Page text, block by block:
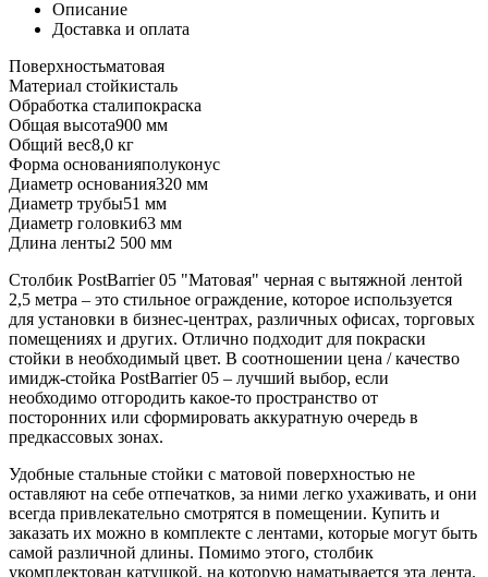
Описание
Доставка и оплата
Поверхностьматовая
Материал стойкисталь
Обработка сталипокраска
Общая высота900 мм
Общий вес8,0 кг
Форма основанияполуконус
Диаметр основания320 мм
Диаметр трубы51 мм
Диаметр головки63 мм
Длина ленты2 500 мм
Столбик PostBarrier 05 "Матовая" черная с вытяжной лентой
2,5 метра – это стильное ограждение, которое используется
для установки в бизнес-центрах, различных офисах, торговых
помещениях и других. Отлично подходит для покраски
стойки в необходимый цвет. В соотношении цена / качество
имидж-стойка PostBarrier 05 – лучший выбор, если
необходимо отгородить какое-то пространство от
посторонних или сформировать аккуратную очередь в
предкассовых зонах.
Удобные стальные стойки с матовой поверхностью не
оставляют на себе отпечатков, за ними легко ухаживать, и они
всегда привлекательно смотрятся в помещении. Купить и
заказать их можно в комплекте с лентами, которые могут быть
самой различной длины. Помимо этого, столбик
укомплектован катушкой, на которую наматывается эта лента.